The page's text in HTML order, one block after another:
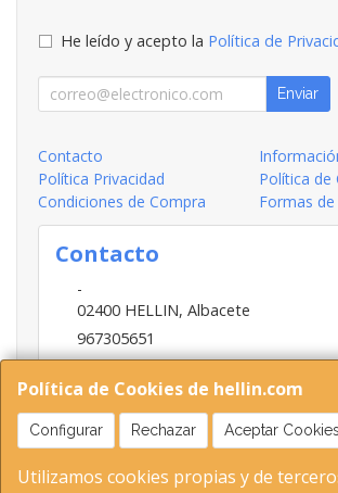
Política de Cookies de hellin.com
Configurar Rechazar Aceptar Cookies
Utilizamos cookies propias y de
He leído y acepto la Política de
Enviar
Contacto
Política Privacidad
Política de
Condiciones de Compra
Formas
Contacto
-
02400 HELLIN, Albacete
967305651
INFO@HELLIN.COM
Horario
09:00-13:30; 16:30-20:30